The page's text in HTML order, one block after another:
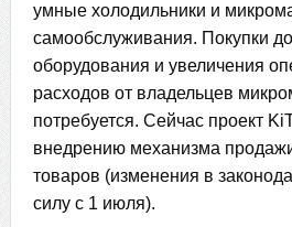
умные холодильники и
самообслуживания. Покупки
оборудования и увеличения
расходов от владельцев
потребуется. Сейчас проект
внедрению механизма
товаров (изменения в
силу с 1 июля).